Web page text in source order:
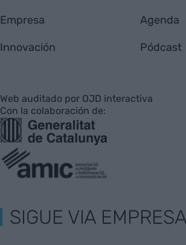
Empresa
Innovación
Agenda
Pódcast
Web auditado por OJD interactiva
Con la colaboración de:
SIGUE VIA EMPRESA